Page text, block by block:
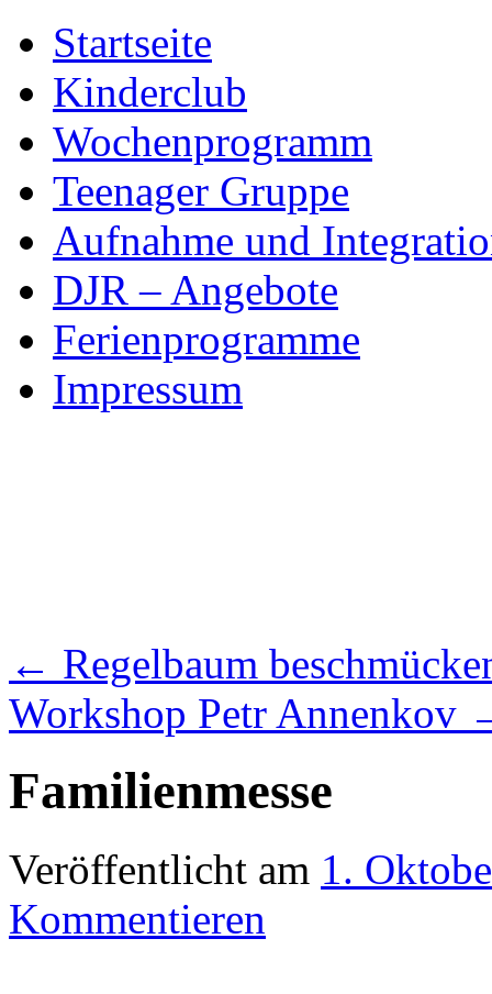
to
contentStartseite
Kinderclub
Wochenprogramm
Teenager Gruppe
Aufnahme und
DJR – Angebote
Ferienprogramme
Impressum
← Regelbaum
Workshop Petr Annenkov
Familienmesse
Veröffentlicht am 1.
Kommentieren